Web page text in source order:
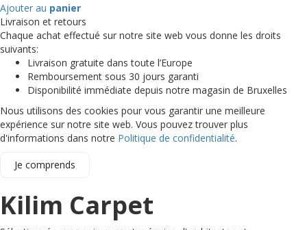
Ajouter au panier
Livraison et retours
Chaque achat effectué sur notre site web vous donne les droits
suivants:
Livraison gratuite dans toute l’Europe
Remboursement sous 30 jours garanti
Disponibilité immédiate depuis notre magasin de Bruxelles
Nous utilisons des cookies pour vous garantir une meilleure
expérience sur notre site web. Vous pouvez trouver plus
d'informations dans notre Politique de confidentialité.
Je comprends
Kilim Carpet